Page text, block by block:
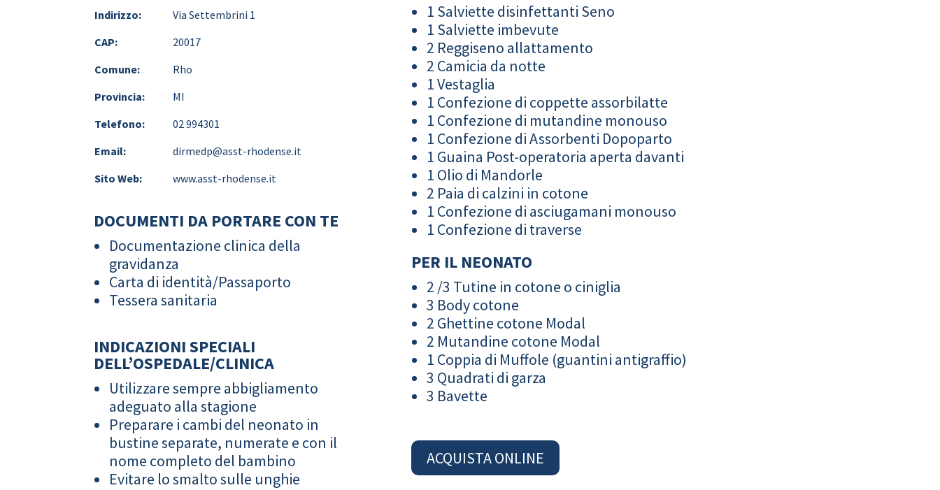
Indirizzo:
Via Settembrini 1
CAP:
20017
Comune:
Rho
Provincia:
MI
Telefono:
02 994301
Email:
dirmedp@asst-rhodense.it
Sito Web:
www.asst-rhodense.it
DOCUMENTI DA PORTARE CON TE
Documentazione clinica della
gravidanza
Carta di identità/Passaporto
Tessera sanitaria
INDICAZIONI SPECIALI
DELL’OSPEDALE/CLINICA
Utilizzare sempre abbigliamento
adeguato alla stagione
Preparare i cambi del neonato in
bustine separate, numerate e con il
nome completo del bambino
Evitare lo smalto sulle unghie
1 Salviette disinfettanti Seno
1 Salviette imbevute
2 Reggiseno allattamento
2 Camicia da notte
1 Vestaglia
1 Confezione di coppette assorbilatte
1 Confezione di mutandine monouso
1 Confezione di Assorbenti Dopoparto
1 Guaina Post-operatoria aperta davanti
1 Olio di Mandorle
2 Paia di calzini in cotone
1 Confezione di asciugamani monouso
1 Confezione di traverse
PER IL NEONATO
2 /3 Tutine in cotone o ciniglia
3 Body cotone
2 Ghettine cotone Modal
2 Mutandine cotone Modal
1 Coppia di Muffole (guantini antigraffio)
3 Quadrati di garza
3 Bavette
ACQUISTA ONLINE